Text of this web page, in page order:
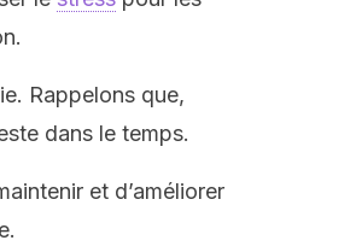
Rappelons que,
dans le temps.
et d’améliorer